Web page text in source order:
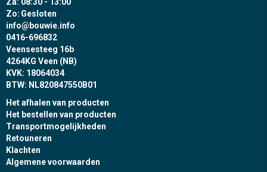
Zo: Gesloten
info@bouwie.info
0416-696832
Veensesteeg 16b
4264KG Veen (NB)
KVK: 18064034
BTW: NL820847550B01
Het afhalen van producten
Het bestellen van producten
Transportmogelijkheden
Retouneren
Klachten
Algemene voorwaarden